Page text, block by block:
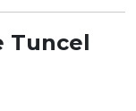
Tuncel